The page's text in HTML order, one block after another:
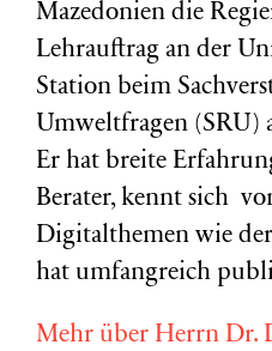
Mazedonien die
Lehrauftrag an der
Station beim
Umweltfragen (SRU)
Er hat breite
Berater, kennt sich
Digitalthemen wie
hat umfangreich
Mehr über Herrn Dr.